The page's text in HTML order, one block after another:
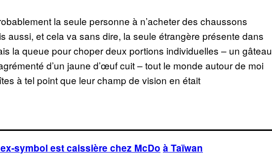
la seule personne à n’acheter des chaussons
aussi, et cela va sans dire, la seule étrangère présente dans
la queue pour choper deux portions individuelles – un gâteau
d’un jaune d’œuf cuit – tout le monde autour de moi
à tel point que leur champ de vision en était
symbol est caissière chez McDo à Taïwan